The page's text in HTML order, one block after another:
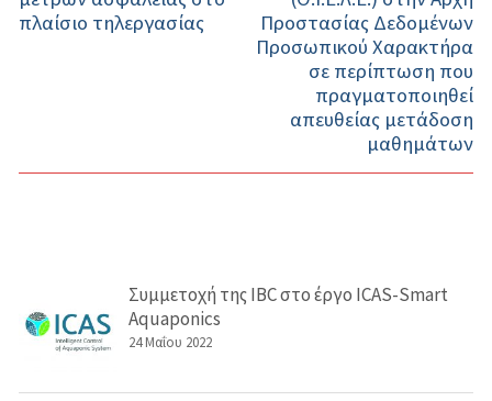
πλαίσιο τηλεργασίας
Προστασίας Δεδομένων
Προσωπικού Χαρακτήρα
σε περίπτωση που
πραγματοποιηθεί
απευθείας μετάδοση
μαθημάτων
Συμμετοχή της IBC στο έργο ICAS-Smart
Aquaponics
24 Μαΐου 2022